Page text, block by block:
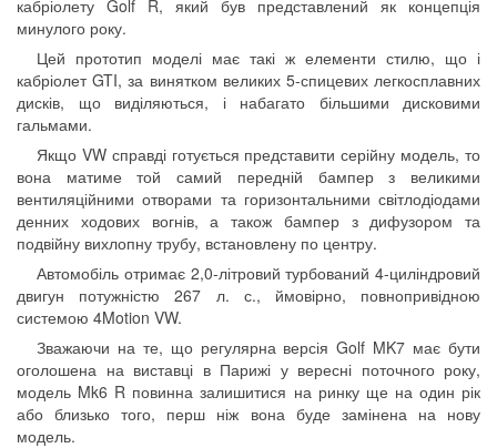
кабріолету Golf R, який був представлений як концепція
минулого року.
Цей прототип моделі має такі ж елементи стилю, що і
кабріолет GTI, за винятком великих 5-спицевих легкосплавних
дисків, що виділяються, і набагато більшими дисковими
гальмами.
Якщо VW справді готується представити серійну модель, то
вона матиме той самий передній бампер з великими
вентиляційними отворами та горизонтальними світлодіодами
денних ходових вогнів, а також бампер з дифузором та
подвійну вихлопну трубу, встановлену по центру.
Автомобіль отримає 2,0-літровий турбований 4-циліндровий
двигун потужністю 267 л. с., ймовірно, повнопривідною
системою 4Motion VW.
Зважаючи на те, що регулярна версія Golf MK7 має бути
оголошена на виставці в Парижі у вересні поточного року,
модель Mk6 R повинна залишитися на ринку ще на один рік
або близько того, перш ніж вона буде замінена на нову
модель.